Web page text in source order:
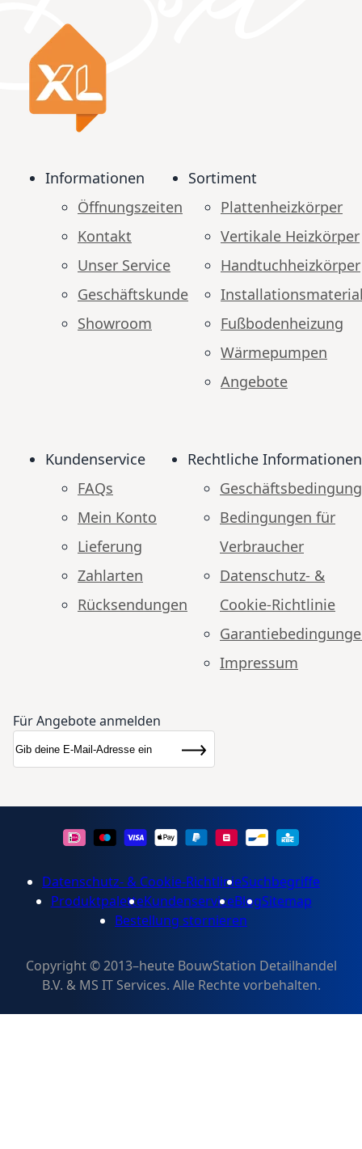
Informationen
Öffnungszeiten
Kontakt
Unser Service
Geschäftskunde
Showroom
Sortiment
Plattenheizkörper
Vertikale Heizkörper
Handtuchheizkörper
Fußbodenheizung
Wärmepumpen
Angebote
Kundenservice
FAQs
Mein Konto
Lieferung
Zahlarten
Rücksendungen
Rechtliche Informationen
Bedingungen für
Verbraucher
Datenschutz- &
Cookie-Richtlinie
Impressum
Für Angebote anmelden
Newsletter
Abonnieren
Datenschutz- & Cookie-RichtlinieSuchbegriffe
ProduktpaletteKundenserviceBlogSitemap
Bestellung stornieren
Copyright © 2013–heute BouwStation Detailhandel
B.V. & MS IT Services. Alle Rechte vorbehalten.